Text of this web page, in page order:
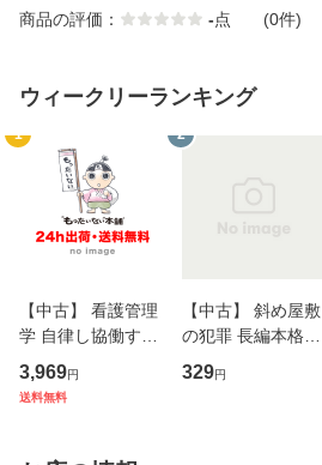
商品の評価： -点 (0件)
ウィークリーランキング
1
【中古】 看護管理
学 自律し協働する
専門職の看護マネ
ジメントスキル 改
3,969円
送料無料
2
【中古】 斜め屋敷
の犯罪 長編本格推
理小説 (光文社文
庫) / 島田荘司 / 光
329円